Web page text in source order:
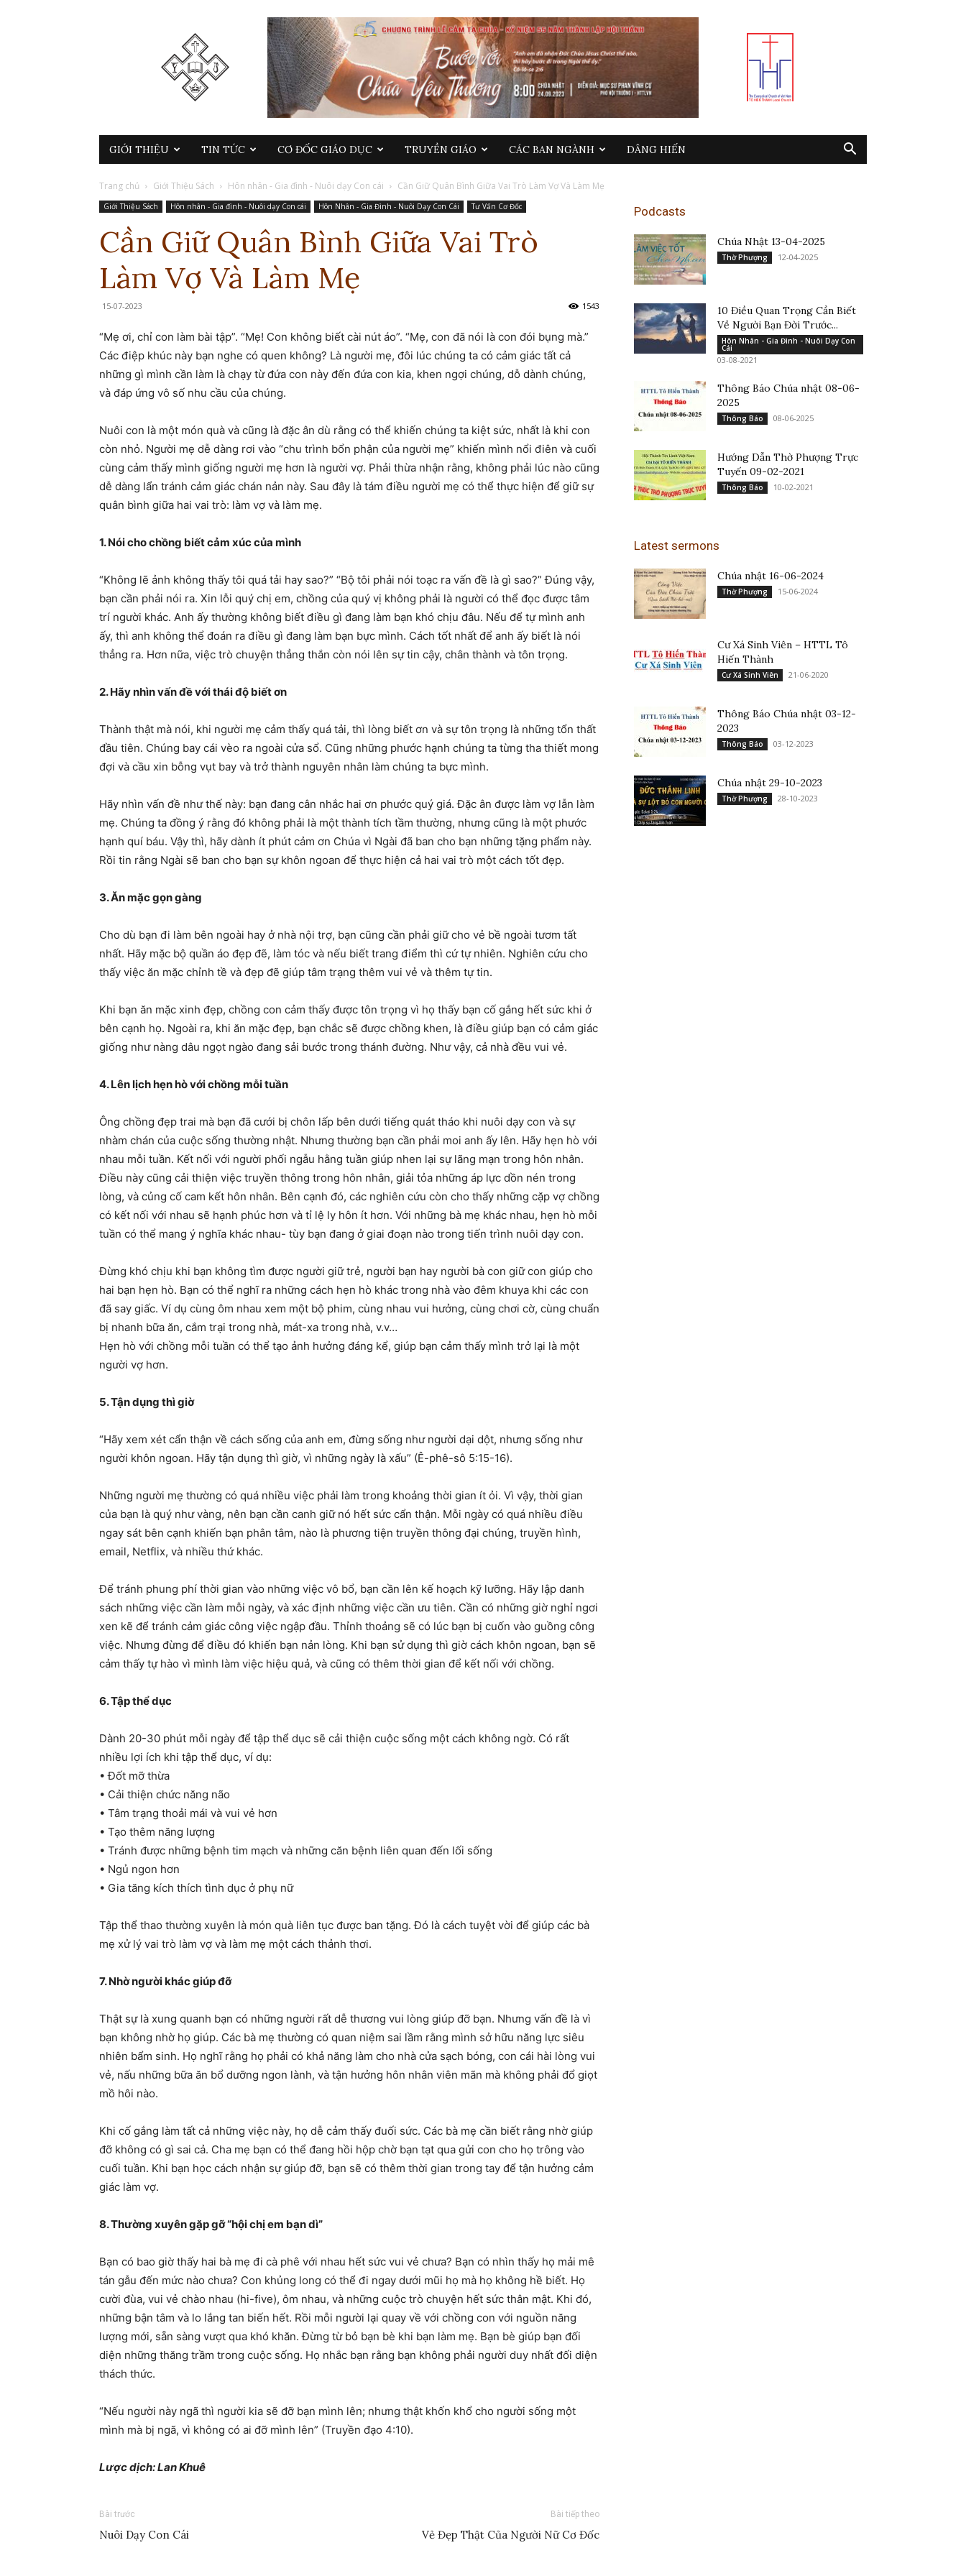
GIỚI THIỆU TIN TỨC CƠ ĐỐC GIÁO DỤC TRUYỀN GIÁO CÁC BAN NGÀNH DÂNG HIẾN
Trang chủ Giới Thiệu Sách Hôn nhân - Gia đình - Nuôi dạy Con cái Cần Giữ Quân Bình Giữa Vai Trò Làm Vợ Và Làm Mẹ
Giới Thiệu Sách Hôn nhân - Gia đình - Nuôi dạy Con cái Hôn Nhân - Gia Đình - Nuôi Dạy Con Cái Tư Vấn Cơ Đốc
Cần Giữ Quân Bình Giữa Vai Trò
Làm Vợ Và Làm Mẹ
15-07-2023 1543
“Mẹ ơi, chỉ con làm bài tập”. “Mẹ! Con không biết cài nút áo”. “Mẹ, con đã nói là con đói bụng mà.”
Các điệp khúc này bạn nghe có quen không? Là người mẹ, đôi lúc chúng ta có cảm giác tất cả
những gì mình cần làm là chạy từ đứa con này đến đứa con kia, khen ngợi chúng, dỗ dành chúng,
và đáp ứng vô số nhu cầu của chúng.
Nuôi con là một món quà và cũng là đặc ân dù rằng có thể khiến chúng ta kiệt sức, nhất là khi con
còn nhỏ. Người mẹ dễ dàng rơi vào “chu trình bổn phận của người mẹ” khiến mình nổi điên và cuối
cùng cảm thấy mình giống người mẹ hơn là người vợ. Phải thừa nhận rằng, không phải lúc nào cũng
dễ dàng lẩn tránh cảm giác chán nản này. Sau đây là tám điều người mẹ có thể thực hiện để giữ sự
quân bình giữa hai vai trò: làm vợ và làm mẹ.
1. Nói cho chồng biết cảm xúc của mình
“Không lẽ ảnh không thấy tôi quá tải hay sao?” “Bộ tôi phải nói toạc ra vấn đề là gì sao?” Đúng vậy,
bạn cần phải nói ra. Xin lỗi quý chị em, chồng của quý vị không phải là người có thể đọc được tâm
trí người khác. Anh ấy thường không biết điều gì đang làm bạn khó chịu đâu. Nếu để tự mình anh
ấy, thì anh không thể đoán ra điều gì đang làm bạn bực mình. Cách tốt nhất để anh ấy biết là nói
thẳng ra. Hơn nữa, việc trò chuyện thẳng thắn còn nói lên sự tin cậy, chân thành và tôn trọng.
2. Hãy nhìn vấn đề với thái độ biết ơn
Thành thật mà nói, khi người mẹ cảm thấy quá tải, thì lòng biết ơn và sự tôn trọng là những tổn thất
đầu tiên. Chúng bay cái vèo ra ngoài cửa sổ. Cũng những phước hạnh chúng ta từng tha thiết mong
đợi và cầu xin bỗng vụt bay và trở thành nguyên nhân làm chúng ta bực mình.
Hãy nhìn vấn đề như thế này: bạn đang cân nhắc hai ơn phước quý giá. Đặc ân được làm vợ lẫn làm
mẹ. Chúng ta đồng ý rằng đó không phải là một thành tích tầm thường, nhưng cũng là một phước
hạnh quí báu. Vậy thì, hãy dành ít phút cảm ơn Chúa vì Ngài đã ban cho bạn những tặng phẩm này.
Rồi tin rằng Ngài sẽ ban cho bạn sự khôn ngoan để thực hiện cả hai vai trò một cách tốt đẹp.
3. Ăn mặc gọn gàng
Cho dù bạn đi làm bên ngoài hay ở nhà nội trợ, bạn cũng cần phải giữ cho vẻ bề ngoài tươm tất
nhất. Hãy mặc bộ quần áo đẹp đẽ, làm tóc và nếu biết trang điểm thì cứ tự nhiên. Nghiên cứu cho
thấy việc ăn mặc chỉnh tề và đẹp đẽ giúp tâm trạng thêm vui vẻ và thêm tự tin.
Khi bạn ăn mặc xinh đẹp, chồng con cảm thấy được tôn trọng vì họ thấy bạn cố gắng hết sức khi ở
bên cạnh họ. Ngoài ra, khi ăn mặc đẹp, bạn chắc sẽ được chồng khen, là điều giúp bạn có cảm giác
giống như nàng dâu ngọt ngào đang sải bước trong thánh đường. Như vậy, cả nhà đều vui vẻ.
4. Lên lịch hẹn hò với chồng mỗi tuần
Ông chồng đẹp trai mà bạn đã cưới bị chôn lấp bên dưới tiếng quát tháo khi nuôi dạy con và sự
nhàm chán của cuộc sống thường nhật. Nhưng thường bạn cần phải moi anh ấy lên. Hãy hẹn hò với
nhau mỗi tuần. Kết nối với người phối ngẫu hằng tuần giúp nhen lại sự lãng mạn trong hôn nhân.
Điều này cũng cải thiện việc truyền thông trong hôn nhân, giải tỏa những áp lực dồn nén trong
lòng, và củng cố cam kết hôn nhân. Bên cạnh đó, các nghiên cứu còn cho thấy những cặp vợ chồng
có kết nối với nhau sẽ hạnh phúc hơn và tỉ lệ ly hôn ít hơn. Với những bà mẹ khác nhau, hẹn hò mỗi
tuần có thể mang ý nghĩa khác nhau- tùy bạn đang ở giai đoạn nào trong tiến trình nuôi dạy con.
Đừng khó chịu khi bạn không tìm được người giữ trẻ, người bạn hay người bà con giữ con giúp cho
hai bạn hẹn hò. Bạn có thể nghĩ ra những cách hẹn hò khác trong nhà vào đêm khuya khi các con
đã say giấc. Ví dụ cùng ôm nhau xem một bộ phim, cùng nhau vui hưởng, cùng chơi cờ, cùng chuẩn
bị nhanh bữa ăn, cắm trại trong nhà, mát-xa trong nhà, v.v…
Hẹn hò với chồng mỗi tuần có thể tạo ảnh hưởng đáng kể, giúp bạn cảm thấy mình trở lại là một
người vợ hơn.
5. Tận dụng thì giờ
“Hãy xem xét cẩn thận về cách sống của anh em, đừng sống như người dại dột, nhưng sống như
người khôn ngoan. Hãy tận dụng thì giờ, vì những ngày là xấu” (Ê-phê-sô 5:15-16).
Những người mẹ thường có quá nhiều việc phải làm trong khoảng thời gian ít ỏi. Vì vậy, thời gian
của bạn là quý như vàng, nên bạn cần canh giữ nó hết sức cẩn thận. Mỗi ngày có quá nhiều điều
ngay sát bên cạnh khiến bạn phân tâm, nào là phương tiện truyền thông đại chúng, truyền hình,
email, Netflix, và nhiều thứ khác.
Để tránh phung phí thời gian vào những việc vô bổ, bạn cần lên kế hoạch kỹ lưỡng. Hãy lập danh
sách những việc cần làm mỗi ngày, và xác định những việc cần ưu tiên. Cần có những giờ nghỉ ngơi
xen kẽ để tránh cảm giác công việc ngập đầu. Thỉnh thoảng sẽ có lúc bạn bị cuốn vào guồng công
việc. Nhưng đừng để điều đó khiến bạn nản lòng. Khi bạn sử dụng thì giờ cách khôn ngoan, bạn sẽ
cảm thấy tự hào vì mình làm việc hiệu quả, và cũng có thêm thời gian để kết nối với chồng.
6. Tập thể dục
Dành 20-30 phút mỗi ngày để tập thể dục sẽ cải thiện cuộc sống một cách không ngờ. Có rất
nhiều lợi ích khi tập thể dục, ví dụ:
• Đốt mỡ thừa
• Cải thiện chức năng não
• Tâm trạng thoải mái và vui vẻ hơn
• Tạo thêm năng lượng
• Tránh được những bệnh tim mạch và những căn bệnh liên quan đến lối sống
• Ngủ ngon hơn
• Gia tăng kích thích tình dục ở phụ nữ
Tập thể thao thường xuyên là món quà liên tục được ban tặng. Đó là cách tuyệt vời để giúp các bà
mẹ xử lý vai trò làm vợ và làm mẹ một cách thảnh thơi.
7. Nhờ người khác giúp đỡ
Thật sự là xung quanh bạn có những người rất dễ thương vui lòng giúp đỡ bạn. Nhưng vấn đề là vì
bạn không nhờ họ giúp. Các bà mẹ thường có quan niệm sai lầm rằng mình sở hữu năng lực siêu
nhiên bẩm sinh. Họ nghĩ rằng họ phải có khả năng làm cho nhà cửa sạch bóng, con cái hài lòng vui
vẻ, nấu những bữa ăn bổ dưỡng ngon lành, và tận hưởng hôn nhân viên mãn mà không phải đổ giọt
mồ hôi nào.
Khi cố gắng làm tất cả những việc này, họ dễ cảm thấy đuối sức. Các bà mẹ cần biết rằng nhờ giúp
đỡ không có gì sai cả. Cha mẹ bạn có thể đang hồi hộp chờ bạn tạt qua gửi con cho họ trông vào
cuối tuần. Khi bạn học cách nhận sự giúp đỡ, bạn sẽ có thêm thời gian trong tay để tận hưởng cảm
giác làm vợ.
8. Thường xuyên gặp gỡ “hội chị em bạn dì”
Bạn có bao giờ thấy hai bà mẹ đi cà phê với nhau hết sức vui vẻ chưa? Bạn có nhìn thấy họ mải mê
tán gẫu đến mức nào chưa? Con khủng long có thể đi ngay dưới mũi họ mà họ không hề biết. Họ
cười đùa, vui vẻ chào nhau (hi-five), ôm nhau, và những cuộc trò chuyện hết sức thân mật. Khi đó,
những bận tâm và lo lắng tan biến hết. Rồi mỗi người lại quay về với chồng con với nguồn năng
lượng mới, sẵn sàng vượt qua khó khăn. Đừng từ bỏ bạn bè khi bạn làm mẹ. Bạn bè giúp bạn đối
diện những thăng trầm trong cuộc sống. Họ nhắc bạn rằng bạn không phải người duy nhất đối diện
thách thức.
“Nếu người này ngã thì người kia sẽ đỡ bạn mình lên; nhưng thật khốn khổ cho người sống một
mình mà bị ngã, vì không có ai đỡ mình lên” (Truyền đạo 4:10).
Lược dịch: Lan Khuê
Bài trước
Nuôi Dạy Con Cái
Bài tiếp theo
Vẻ Đẹp Thật Của Người Nữ Cơ Đốc
Podcasts
Chúa Nhật 13-04-2025
Thờ Phượng 12-04-2025
10 Điều Quan Trọng Cần Biết
Về Người Bạn Đời Trước...
Hôn Nhân - Gia Đình - Nuôi Dạy Con
Cái
03-08-2021
Thông Báo Chúa nhật 08-06-
2025
Thông Báo 08-06-2025
Hướng Dẫn Thờ Phượng Trực
Tuyến 09-02-2021
Thông Báo 10-02-2021
Latest sermons
Chúa nhật 16-06-2024
Thờ Phượng 15-06-2024
Cư Xá Sinh Viên – HTTL Tô
Hiến Thành
Cư Xá Sinh Viên 21-06-2020
Thông Báo Chúa nhật 03-12-
2023
Thông Báo 03-12-2023
Chúa nhật 29-10-2023
Thờ Phượng 28-10-2023